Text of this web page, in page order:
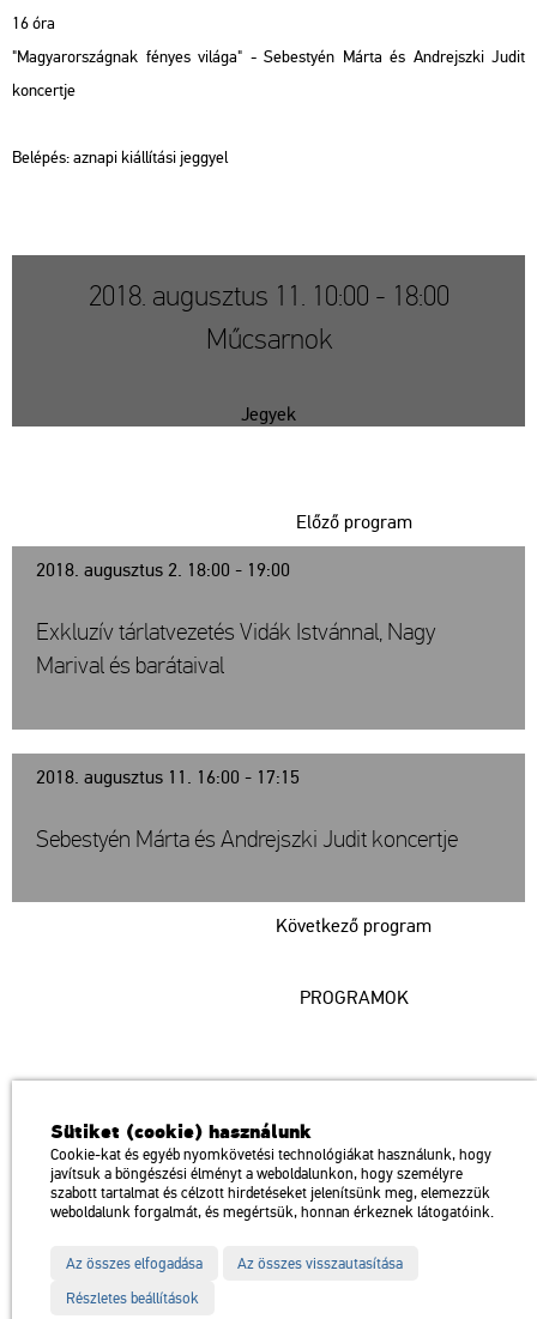
16 óra
"Ma­gyar­or­szág­nak fé­nyes vi­lá­ga" - Se­bes­tyén Márta és And­rejszki Judit
kon­cert­je
Be­lé­pés: az­na­pi ki­ál­lí­tá­si jeggyel
2018. augusztus 11. 10:00 - 18:00
Műcsarnok
Jegyek
2018. augusztus 2. 18:00 - 19:00
Előző program
Exkluzív tárlatvezetés Vidák Istvánnal, Nagy
Marival és barátaival
2018. augusztus 11. 16:00 - 17:15
Következő program
Sebestyén Márta és Andrejszki Judit koncertje
PROGRAMOK
a Magyar Művészeti Akadémia intézménye
1146 Budapest, Dózsa György út 37.
Megközelíthető: Millenniumi Földalatti Vasút – Hősök tere megálló
Trolibusz: 75, 79 / Autóbusz: 20, 30, 105
Impresszum Sitemap Adatvédelem
térkép
Sütiket (cookie) használunk
Cookie-kat és egyéb nyomkövetési technológiákat használunk, hogy
javítsuk a böngészési élményt a weboldalunkon, hogy személyre
szabott tartalmat és célzott hirdetéseket jelenítsünk meg, elemezzük
weboldalunk forgalmát, és megértsük, honnan érkeznek látogatóink.
Az összes elfogadása
Az összes visszautasítása
Részletes beállítások